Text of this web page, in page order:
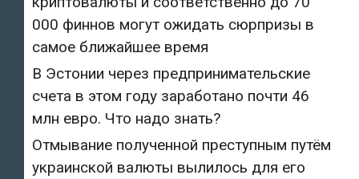
000 финнов могут ожидать сюрпризы в
самое ближайшее время
В Эстонии через предпринимательские
счета в этом году заработано почти 46
млн евро. Что надо знать?
Отмывание полученной преступным путём
украинской валюты вылилось для его